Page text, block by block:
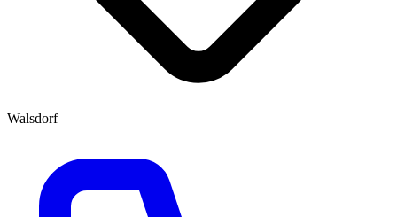
Walsdorf